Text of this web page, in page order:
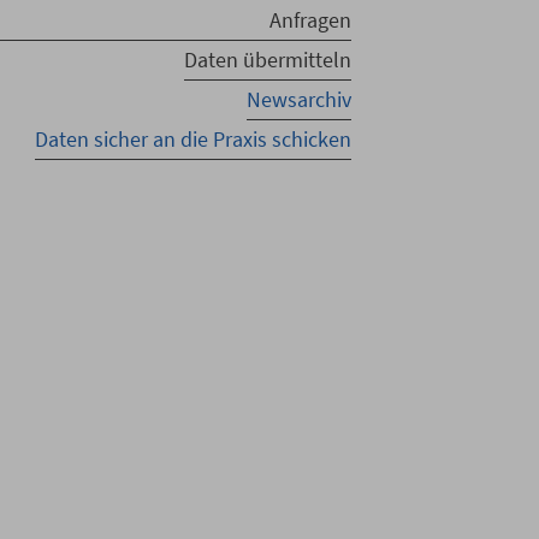
Anfragen
Daten übermitteln
Newsarchiv
Daten sicher an die Praxis schicken